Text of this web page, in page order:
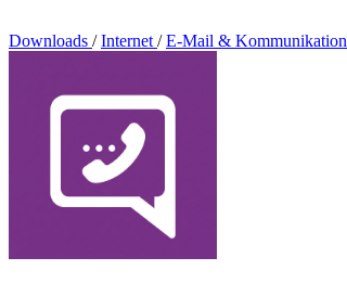
Downloads / Internet / E-Mail & Kommunikation